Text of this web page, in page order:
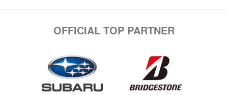
OFFICIAL TOP PARTNER